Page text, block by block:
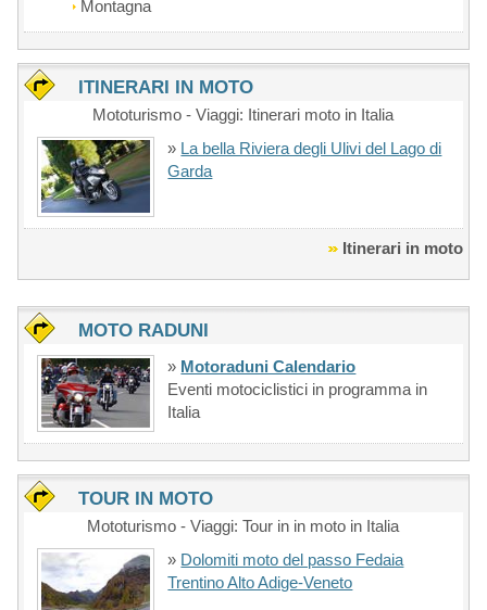
Montagna
ITINERARI IN MOTO
Mototurismo - Viaggi: Itinerari moto in Italia
» La bella Riviera degli Ulivi del Lago di
Garda
Itinerari in moto
MOTO RADUNI
» Motoraduni Calendario
Eventi motociclistici in programma in
Italia
TOUR IN MOTO
Mototurismo - Viaggi: Tour in in moto in Italia
» Dolomiti moto del passo Fedaia
Trentino Alto Adige-Veneto